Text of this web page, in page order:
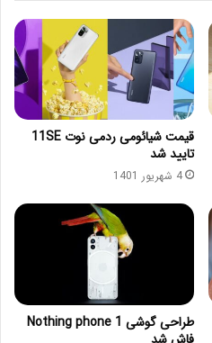
قیمت شیائومی ردمی نوت 11SE
تایید شد
4 شهریور 1401
طراحی گوشی Nothing phone 1